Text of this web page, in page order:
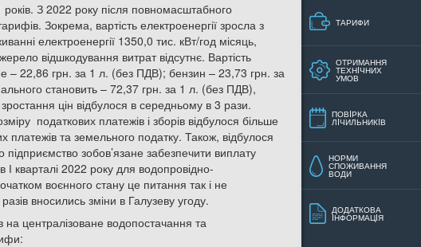
ТАРИФИ
ОТРИМАННЯ
ТЕХНIЧНИХ
УМОВ
ПОВIРКА
ЛIЧИЛЬНИКIВ
НОРМИ
СПОЖИВАННЯ
ВОДИ
ДОДАТКОВА
IНФОРМАЦIЯ
З 2022 року після повномасштабного
Зокрема, вартість електроенергії зросла з
електроенергії 1350,0 тис. кВт/год місяць,
відшкодування витрат відсутнє. Вартість
– 22,86 грн. за 1 л. (без ПДВ); бензин – 23,73 грн. за
становить – 72,37 грн. за 1 л. (без ПДВ),
цін відбулося в середньому в 3 рази.
податкових платежів і зборів відбулося більше
та земельного податку. Також, відбулося
зобов’язане забезпечити виплату
кварталі 2022 року для водопровідно-
воєнного стану це питання так і не
вносились зміни в Галузеву угоду.
централізоване водопостачання та